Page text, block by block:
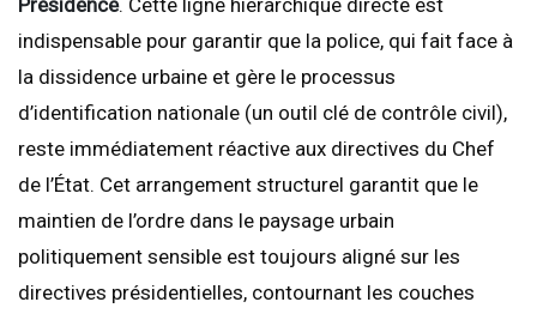
indispensable pour garantir que la police, qui fait face à
la dissidence urbaine et gère le processus
d’identification nationale (un outil clé de contrôle civil),
reste immédiatement réactive aux directives du Chef
de l’État. Cet arrangement structurel garantit que le
maintien de l’ordre dans le paysage urbain
politiquement sensible est toujours aligné sur les
directives présidentielles, contournant les couches